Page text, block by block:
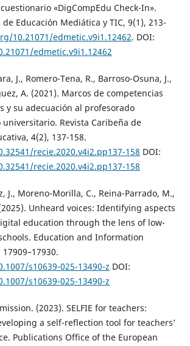
«DigCompEdu Check-In».
de Educación Mediática y TIC, 9(1), 213-
10.21071/edmetic.v9i1.12462. DOI:
edmetic.v9i1.12462
J., Romero-Tena, R., Barroso-Osuna, J.,
A. (2021). Marcos de competencias
y su adecuación al profesorado
Revista Caribeña de
4(2), 137-158.
recie.2020.v4i2.pp137-158 DOI:
recie.2020.v4i2.pp137-158
J., Moreno-Morilla, C., Reina-Parrado, M.,
Unheard voices: Identifying aspects
education through the lens of low-
Education and Information
s10639-025-13490-z DOI:
s10639-025-13490-z
(2023). SELFIE for teachers:
a self-reflection tool for teachers’
Publications Office of the European